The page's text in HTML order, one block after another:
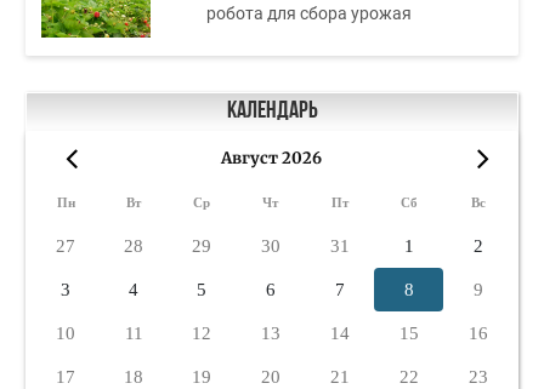
робота для сбора урожая
Календарь
Август 2026
Пн Вт Ср Чт Пт Сб Вс
27 28 29 30 31 1 2
3 4 5 6 7 8 9
10 11 12 13 14 15 16
17 18 19 20 21 22 23